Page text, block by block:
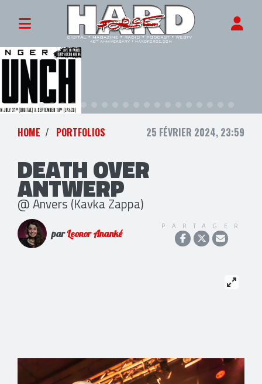
HOME PORTFOLIOS 25 FÉVRIER 2024, 23:59
DEATH OVER
ANTWERP
@ Anvers (Kavka Zappa)
parLeonor Ananké
PARTAGER